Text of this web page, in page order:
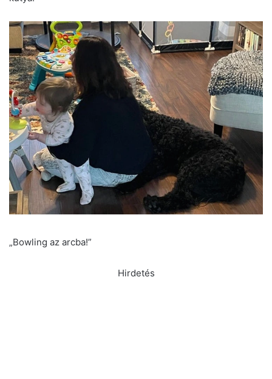
„Bowling az arcba!”
Hirdetés